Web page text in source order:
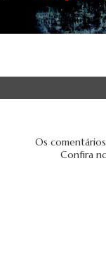
Os
Confira